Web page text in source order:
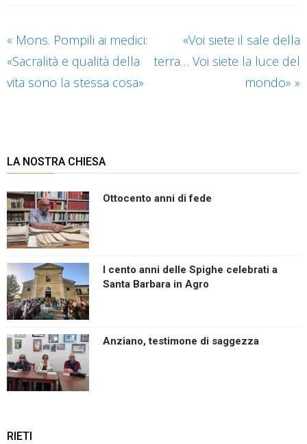
« Mons. Pompili ai medici:
«Sacralità e qualità della
vita sono la stessa cosa»
«Voi siete il sale della
terra… Voi siete la luce del
mondo» »
LA NOSTRA CHIESA
Ottocento anni di fede
I cento anni delle Spighe celebrati a
Santa Barbara in Agro
Anziano, testimone di saggezza
RIETI